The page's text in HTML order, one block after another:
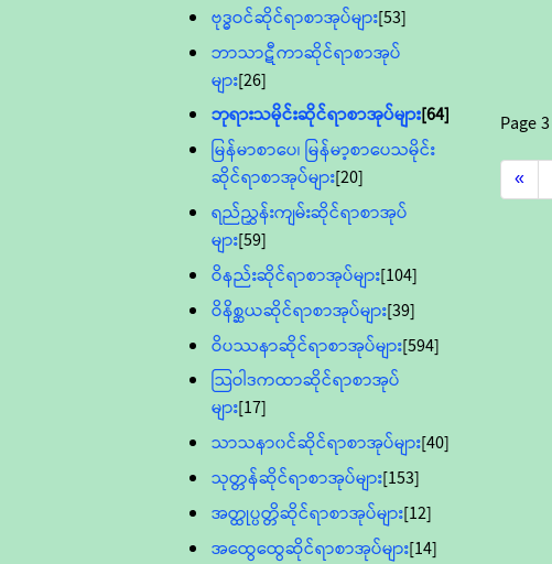
ဗုဒ္ဓဝင်ဆိုင်ရာစာအုပ်များ[53]
ဘာသာဋီကာဆိုင်ရာစာအုပ်
များ[26]
ဘုရားသမိုင်းဆိုင်ရာစာအုပ်များ[64]
မြန်မာစာပေ၊ မြန်မာ့စာပေသမိုင်း
ဆိုင်ရာစာအုပ်များ[20]
ရည်ညွှန်းကျမ်းဆိုင်ရာစာအုပ်
များ[59]
ဝိနည်းဆိုင်ရာစာအုပ်များ[104]
ဝိနိစ္ဆယဆိုင်ရာစာအုပ်များ[39]
ဝိပဿနာဆိုင်ရာစာအုပ်များ[594]
သြဝါဒကထာဆိုင်ရာစာအုပ်
များ[17]
သာသနာ၀င်ဆိုင်ရာစာအုပ်များ[40]
သုတ္တန်ဆိုင်ရာစာအုပ်များ[153]
အတ္ထုပ္ပတ္တိဆိုင်ရာစာအုပ်များ[12]
အထွေထွေဆိုင်ရာစာအုပ်များ[14]
Page3
«